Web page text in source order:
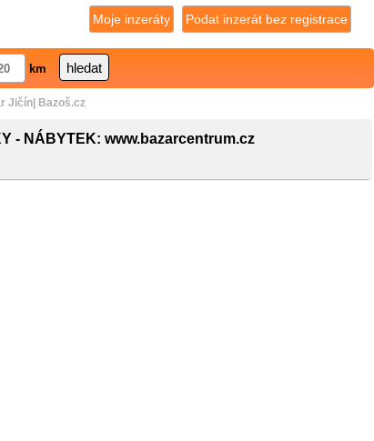
Podat inzerát bez registrace
Moje inzeráty
km
Jičín| Bazoš.cz
- NÁBYTEK: www.bazarcentrum.cz